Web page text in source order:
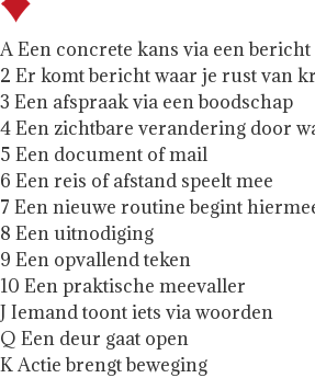
A Een concrete kans via een bericht
2 Er komt bericht waar je rust van
3 Een afspraak via een boodschap
4 Een zichtbare verandering door
5 Een document of mail
6 Een reis of afstand speelt mee
7 Een nieuwe routine begint
8 Een uitnodiging
9 Een opvallend teken
10 Een praktische meevaller
J Iemand toont iets via woorden
Q Een deur gaat open
K Actie brengt beweging